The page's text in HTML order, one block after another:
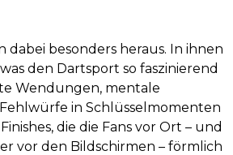
dabei besonders heraus. In ihnen
den Dartsport so faszinierend
Wendungen, mentale
in Schlüsselmomenten
die die Fans vor Ort – und
vor den Bildschirmen – förmlich